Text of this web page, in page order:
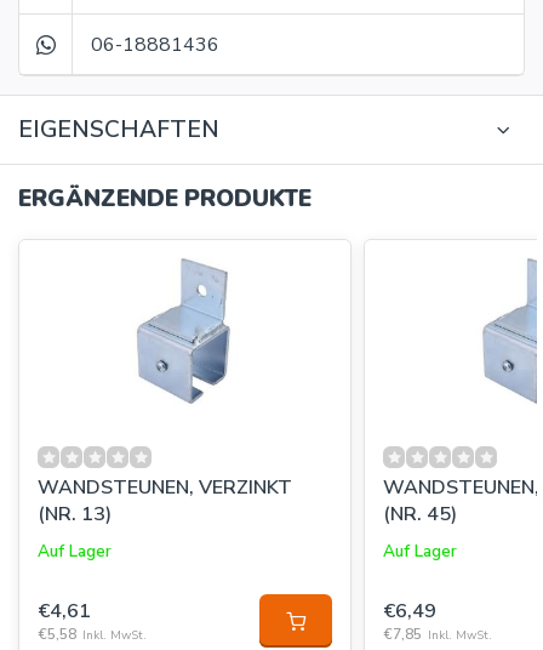
06-18881436
EIGENSCHAFTEN
ERGÄNZENDE PRODUKTE
WANDSTEUNEN, VERZINKT
(NR. 13)
Auf Lager
€4,61
€5,58 Inkl. MwSt.
(NR. 45)
Auf Lager
€6,49
€7,85 Inkl. MwSt.